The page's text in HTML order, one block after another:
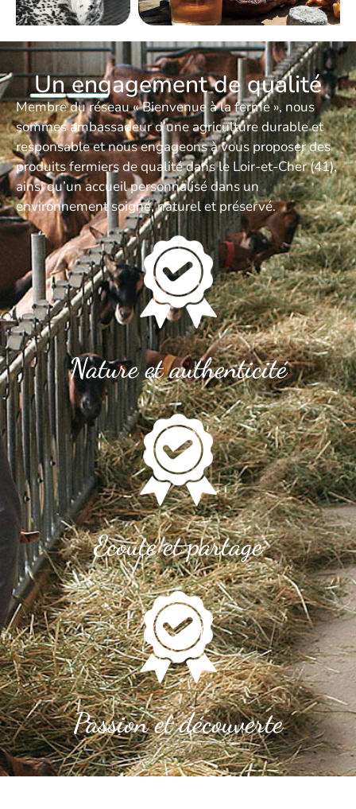
Un engagement de qualité
Membre du réseau « Bienvenue à la ferme », nous
sommes ambassadeur d’une agriculture durable et
responsable et nous engageons à vous proposer des
produits fermiers de qualité dans le Loir-et-Cher (41),
ainsi qu’un accueil personnalisé dans un
environnement soigné, naturel et préservé.
Nature et authenticité
Ecoute et partage
Passion et découverte